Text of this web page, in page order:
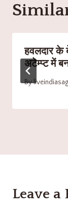
हवलदार के
अटेम्प्ट में
By
Leave a